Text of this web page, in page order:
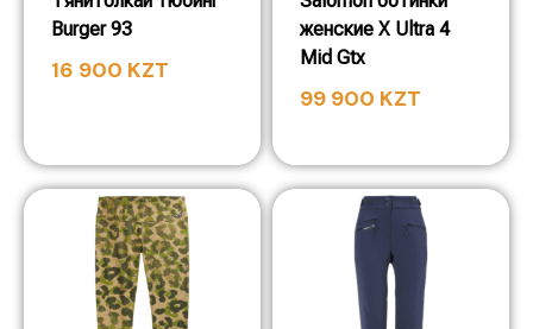
Burger 93
16 900 KZT
женские X Ultra 4
Mid Gtx
99 900 KZT